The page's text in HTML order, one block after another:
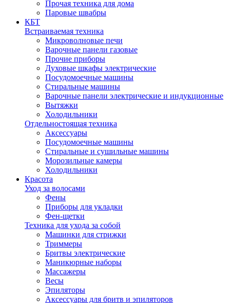
Прочая техника для дома
Паровые швабры
КБТ
Встраиваемая техника
Микроволновые печи
Варочные панели газовые
Прочие приборы
Духовые шкафы электрические
Посудомоечные машины
Стиральные машины
Варочные панели электрические и индукционные
Вытяжки
Холодильники
Отдельностоящая техника
Аксессуары
Посудомоечные машины
Стиральные и сушильные машины
Морозильные камеры
Холодильники
Красота
Уход за волосами
Фены
Приборы для укладки
Фен-щетки
Техника для ухода за собой
Машинки для стрижки
Триммеры
Бритвы электрические
Маникюрные наборы
Массажеры
Весы
Эпиляторы
Аксессуары для бритв и эпиляторов